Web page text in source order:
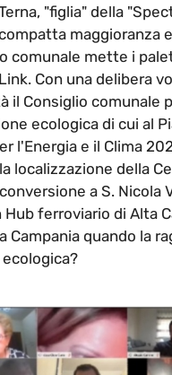
"figlia" della
maggioranza
comunale mette i
Con una delibera
il Consiglio comunale
ecologica di cui al
l'Energia e il Clima
localizzazione della
a S. Nicola
ferroviario di Alta
Campania quando la